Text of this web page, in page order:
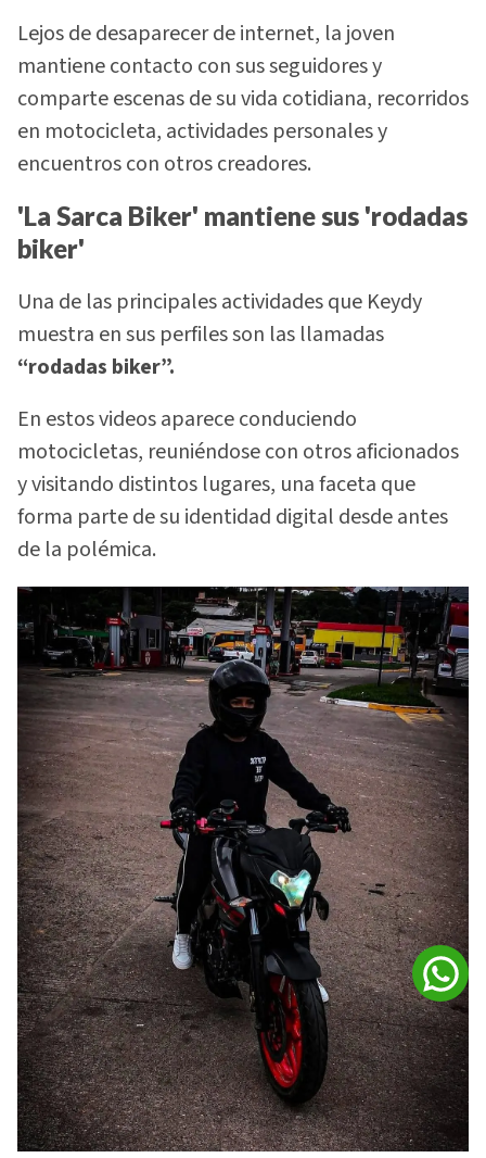
Lejos de desaparecer de internet, la joven
mantiene contacto con sus seguidores y
comparte escenas de su vida cotidiana, recorridos
en motocicleta, actividades personales y
encuentros con otros creadores.
'La Sarca Biker' mantiene sus 'rodadas
biker'
Una de las principales actividades que Keydy
muestra en sus perfiles son las llamadas
“rodadas biker”.
En estos videos aparece conduciendo
motocicletas, reuniéndose con otros aficionados
y visitando distintos lugares, una faceta que
forma parte de su identidad digital desde antes
de la polémica.